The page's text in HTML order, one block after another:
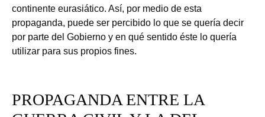
continente eurasiático. Así, por medio de esta
propaganda, puede ser percibido lo que se quería decir
por parte del Gobierno y en qué sentido éste lo quería
utilizar para sus propios fines.
PROPAGANDA ENTRE LA